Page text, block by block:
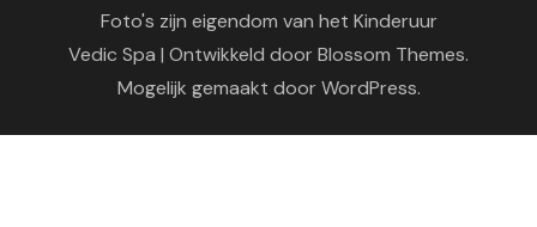
Foto's zijn eigendom van het Kinderuur
Vedic Spa | Ontwikkeld door Blossom Themes.
Mogelijk gemaakt door WordPress.